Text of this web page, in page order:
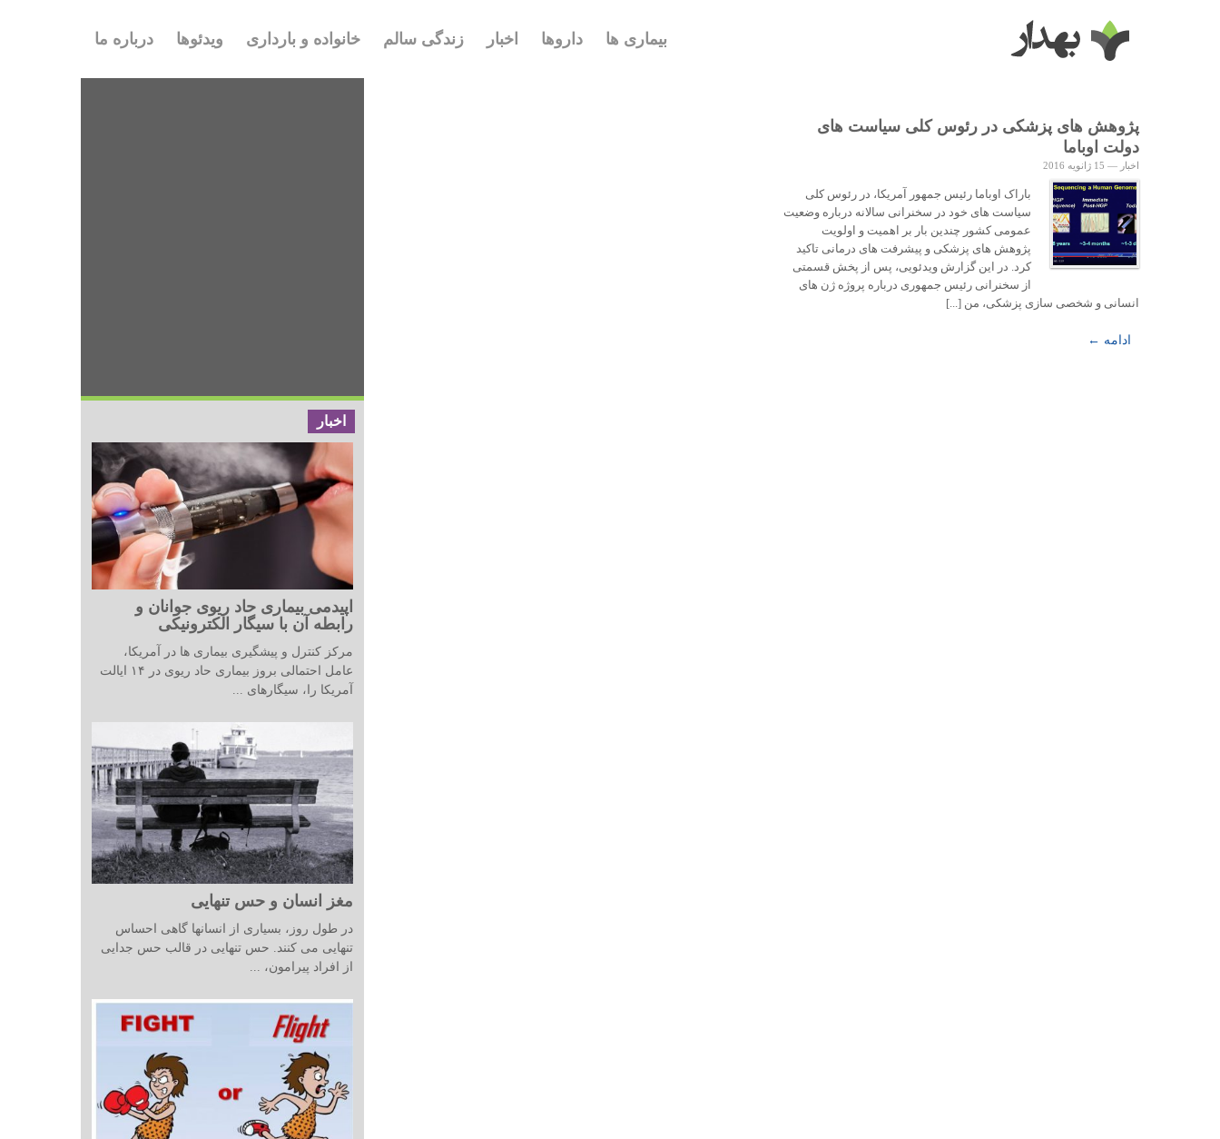
بیماری ها داروها اخبار زندگی سالم خانواده و بارداری ویدئوها درباره ما
پژوهش های پزشکی در رئوس کلی سیاست های
دولت اوباما
اخبار — 15 ژانویه 2016
باراک اوباما رئیس جمهور آمریکا، در رئوس کلی
سیاست های خود در سخنرانی سالانه درباره وضعیت
عمومی کشور چندین بار بر اهمیت و اولویت
پژوهش های پزشکی و پیشرفت های درمانی تاکید
کرد. در این گزارش ویدئویی، پس از پخش قسمتی
از سخنرانی رئیس جمهوری درباره پروژه ژن های
انسانی و شخصی سازی پزشکی، من [...]
ادامه ←
اخبار
اپیدمی بیماری حاد ریوی جوانان و
رابطه آن با سیگار الکترونیکی
مرکز کنترل و پیشگیری بیماری ها در آمریکا،
عامل احتمالی بروز بیماری حاد ریوی در ۱۴ ایالت
آمریکا را، سیگارهای ...
مغز انسان و حس تنهایی
در طول روز، بسیاری از انسانها گاهی احساس
تنهایی می کنند. حس تنهایی در قالب حس جدایی
از افراد پیرامون، ...